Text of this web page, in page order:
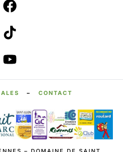
– CONTACT